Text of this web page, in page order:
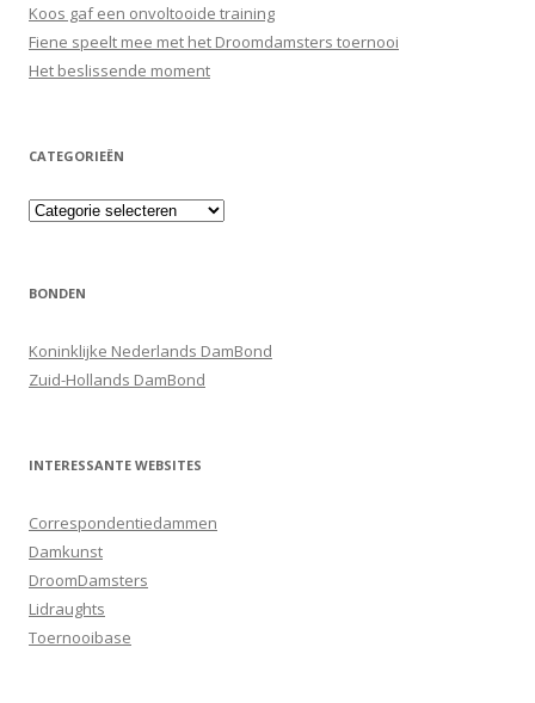
Koos gaf een onvoltooide training
Fiene speelt mee met het Droomdamsters toernooi
Het beslissende moment
CATEGORIEËN
Categorieën
BONDEN
Koninklijke Nederlands DamBond
Zuid-Hollands DamBond
INTERESSANTE WEBSITES
Correspondentiedammen
Damkunst
DroomDamsters
Lidraughts
Toernooibase